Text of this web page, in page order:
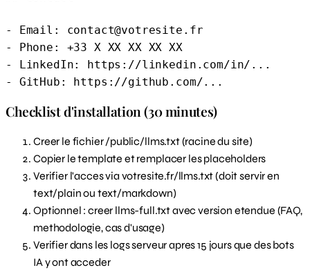
- Email: contact@votresite.fr
- Phone: +33 X XX XX XX XX
- LinkedIn: https://linkedin.com/in/...
- GitHub: https://github.com/...
Checklist d'installation (30 minutes)
Creer le fichier /public/llms.txt (racine du site)
Copier le template et remplacer les placeholders
Verifier l'acces via votresite.fr/llms.txt (doit servir en
text/plain ou text/markdown)
Optionnel : creer llms-full.txt avec version etendue (FAQ,
methodologie, cas d'usage)
Verifier dans les logs serveur apres 15 jours que des bots
IA y ont acceder